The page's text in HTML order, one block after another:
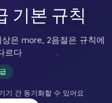
기본 규칙
은 more, 2음절은 규칙에
르다
기 간 동기화할 수 있어요